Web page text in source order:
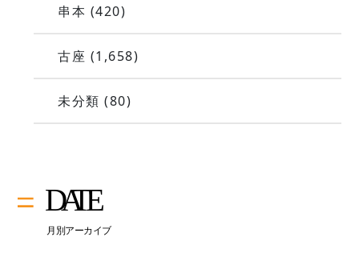
串本 (420)
古座 (1,658)
未分類 (80)